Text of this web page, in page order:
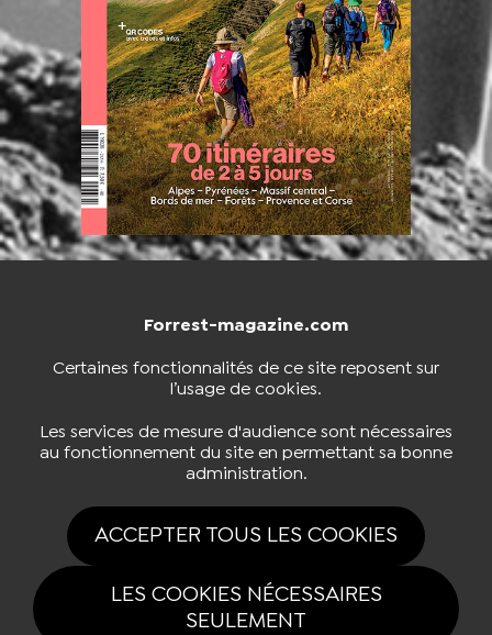
Forrest-magazine.com
Certaines fonctionnalités de ce site reposent sur
l’usage de cookies.
Les services de mesure d'audience sont nécessaires
au fonctionnement du site en permettant sa bonne
administration.
ACCEPTER TOUS LES COOKIES
LES COOKIES NÉCESSAIRES
SEULEMENT
NOUS CONTACTER BOUTIQUE
NOUS SUIVRE